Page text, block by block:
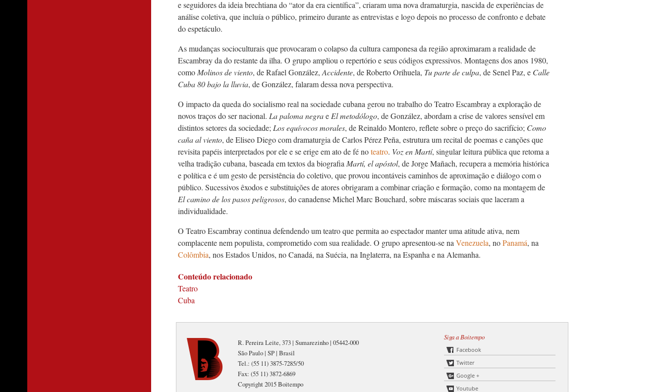
e seguidores da ideia brechtiana do “ator da era científica”, criaram uma nova dramaturgia, nascida de experiências de
análise coletiva, que incluía o público, primeiro durante as entrevistas e logo depois no processo de confronto e debate
do espetáculo.
As mudanças socioculturais que provocaram o colapso da cultura camponesa da região aproximaram a realidade de
Escambray da do restante da ilha. O grupo ampliou o repertório e seus códigos expressivos. Montagens dos anos 1980,
como Molinos de viento, de Rafael González, Accidente, de Roberto Orihuela, Tu parte de culpa, de Senel Paz, e Calle
Cuba 80 bajo la lluvia, de González, falaram dessa nova perspectiva.
O impacto da queda do socialismo real na sociedade cubana gerou no trabalho do Teatro Escambray a exploração de
novos traços do ser nacional. La paloma negrae El metodólogo, de González, abordam a crise de valores sensível em
distintos setores da sociedade; Los equívocos morales, de Reinaldo Montero, reflete sobre o preço do sacrifício; Como
caña al viento, de Eliseo Diego com dramaturgia de Carlos Pérez Peña, estrutura um recital de poemas e canções que
revisita papéis interpretados por ele e se erige em ato de fé noteatro. Voz en Martí, singular leitura pública que retoma a
velha tradição cubana, baseada em textos da biografia Martí, el apóstol, de Jorge Mañach, recupera a memória histórica
e política e é um gesto de persistência do coletivo, que provou incontáveis caminhos de aproximação e diálogo com o
público. Sucessivos êxodos e substituições de atores obrigaram a combinar criação e formação, como na montagem de
El camino de los pasos peligrosos, do canadense Michel Marc Bouchard, sobre máscaras sociais que laceram a
individualidade.
O Teatro Escambray continua defendendo um teatro que permita ao espectador manter uma atitude ativa, nem
complacente nem populista, comprometido com sua realidade. O grupo apresentou-se na Venezuela, noPanamá, na
Colômbia, nos Estados Unidos, no Canadá, na Suécia, na Inglaterra, na Espanha e na Alemanha.
Conteúdo relacionado
Teatro
Cuba
R. Pereira Leite, 373 | Sumarezinho | 05442-000
São Paulo | SP | Brasil
Tel.: (55 11) 3875-7285/50
Fax: (55 11) 3872-6869
Copyright 2015 Boitempo
Siga a Boitempo
Facebook
Twitter
Google +
Youtube